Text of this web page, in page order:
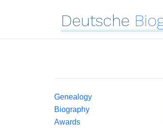
Deutsche
Genealogy
Biography
Awards